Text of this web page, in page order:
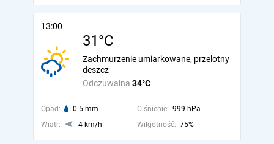
13:00
31°C
Odczuwalna 34°C
Zachmurzenie umiarkowane, przelotny
deszcz
Opad: 0.5 mm Ciśnienie: 999 hPa
Wiatr:
4 km/h Wilgotność: 75%